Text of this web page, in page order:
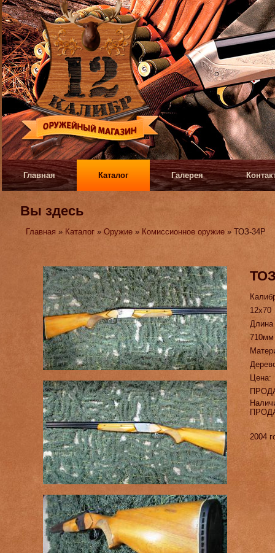
Главная Каталог Галерея
Вы здесь
Главная » Каталог »Оружие » Комиссионное оружие » ТОЗ-34Р
12х70
710мм
Цена:
2004